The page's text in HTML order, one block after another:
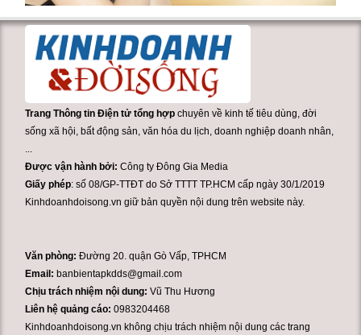
Trang Thông tin Điện tử tổng hợp chuyên về kinh tế tiêu dùng, đời
sống xã hội, bất động sản, văn hóa du lịch, doanh nghiệp doanh nhân,
...
Được vận hành bởi:Công ty Đông Gia Media
Giấy phép: số 08/GP-TTĐT do Sở TTTT TP.HCM cấp ngày 30/1/2019
Kinhdoanhdoisong.vn giữ bản quyền nội dung trên website này.
Văn phòng:Đường 20. quận Gò Vấp, TPHCM
Email: banbientapkdds@gmail.com
Chịu trách nhiệm nội dung: Vũ Thu Hương
Liên hệ quảng cáo:0983204468
Kinhdoanhdoisong.vn không chịu trách nhiệm nội dung các trang